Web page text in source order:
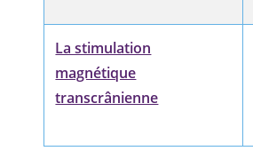
La stimulation
magnétique
transcrânienne